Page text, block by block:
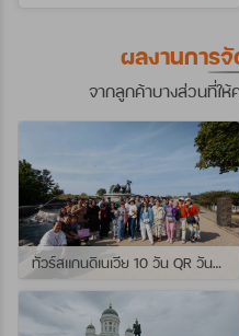
ผลงานการ
จากลูกค้าบางส่วนที่ให้
ทัวร์สแกนดิเนเวีย 10 วัน QR วันที่ 23 กรกฏาคม - 01 สิงหาคม 2569 เดินทางกับไกด์พี่จุ้ย และ พี่กั้ง